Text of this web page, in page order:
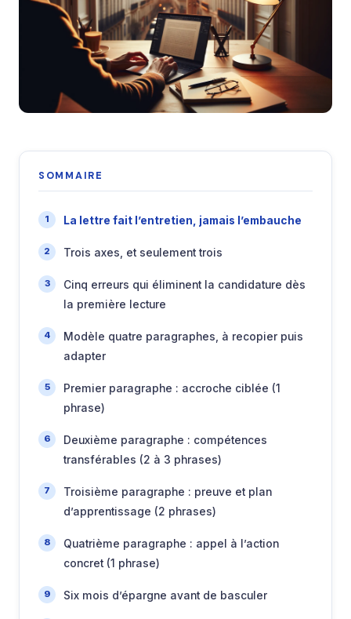
SOMMAIRE
La lettre fait l’entretien, jamais l’embauche
Trois axes, et seulement trois
Cinq erreurs qui éliminent la candidature dès
la première lecture
Modèle quatre paragraphes, à recopier puis
adapter
Premier paragraphe : accroche ciblée (1
phrase)
Deuxième paragraphe : compétences
transférables (2 à 3 phrases)
Troisième paragraphe : preuve et plan
d’apprentissage (2 phrases)
Quatrième paragraphe : appel à l’action
concret (1 phrase)
Six mois d’épargne avant de basculer